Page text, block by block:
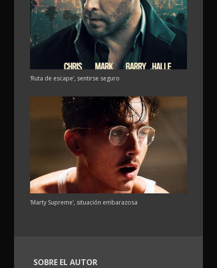
‘Ruta de escape’, sentirse seguro
‘Marty Supreme’, situación embarazosa
SOBRE EL AUTOR